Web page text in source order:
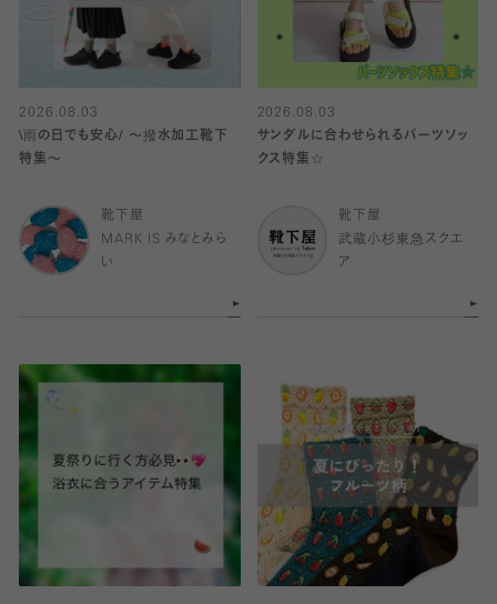
2026.08.03
\雨の日でも安心/ 〜撥水加工靴下
特集〜
靴下屋
MARK IS みなとみら
い
2026.08.03
サンダルに合わせられるパーツソッ
クス特集☆
靴下屋
武蔵小杉東急スクエ
ア